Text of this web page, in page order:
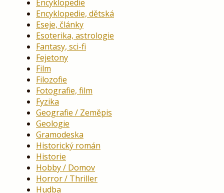
Encyklopedie
Encyklopedie, dětská
Eseje, články
Esoterika, astrologie
Fantasy, sci-fi
Fejetony
Film
Filozofie
Fotografie, film
Fyzika
Geografie / Zeměpis
Geologie
Gramodeska
Historický román
Historie
Hobby / Domov
Horror / Thriller
Hudba